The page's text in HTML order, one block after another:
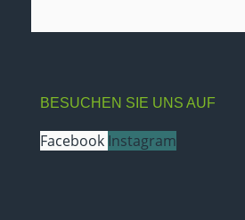
BESUCHEN SIE UNS AUF
Facebook Instagram